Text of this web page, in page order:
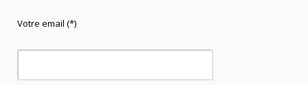
Votre email (*)